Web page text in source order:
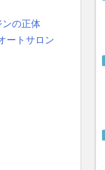
の正体
ートサロン